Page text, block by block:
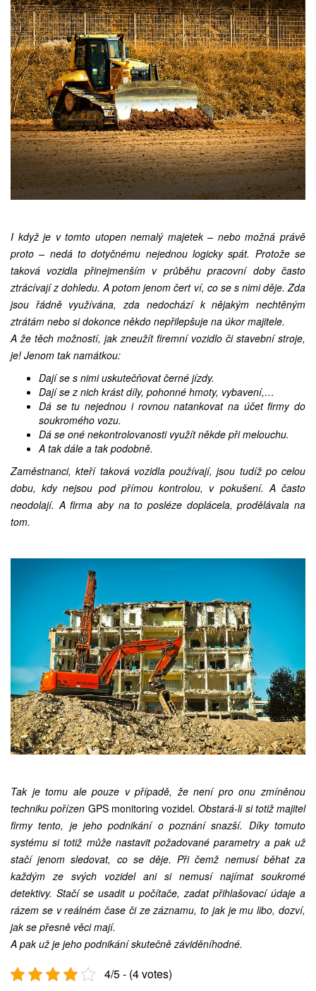
I když je v tomto utopen nemalý majetek – nebo možná právě
proto – nedá to dotyčnému nejednou logicky spát. Protože se
taková vozidla přinejmenším v průběhu pracovní doby často
ztrácívají z dohledu. A potom jenom čert ví, co se s nimi děje. Zda
jsou řádně využívána, zda nedochází k nějakým nechtěným
ztrátám nebo si dokonce někdo nepřilepšuje na úkor majitele.
A že těch možností, jak zneužít firemní vozidlo či stavební stroje,
je! Jenom tak namátkou:
Dají se s nimi uskutečňovat černé jízdy.
Dají se z nich krást díly, pohonné hmoty, vybavení,…
Dá se tu nejednou i rovnou natankovat na účet firmy do
soukromého vozu.
Dá se oné nekontrolovanosti využít někde při melouchu.
A tak dále a tak podobně.
Zaměstnanci, kteří taková vozidla používají, jsou tudíž po celou
dobu, kdy nejsou pod přímou kontrolou, v pokušení. A často
neodolají. A firma aby na to posléze doplácela, prodělávala na
tom.
Tak je tomu ale pouze v případě, že není pro onu zmíněnou
techniku pořízen GPS monitoring vozidel. Obstará-li si totiž majitel
firmy tento, je jeho podnikání o poznání snazší. Díky tomuto
systému si totiž může nastavit požadované parametry a pak už
stačí jenom sledovat, co se děje. Při čemž nemusí běhat za
každým ze svých vozidel ani si nemusí najímat soukromé
detektivy. Stačí se usadit u počítače, zadat přihlašovací údaje a
rázem se v reálném čase či ze záznamu, to jak je mu libo, dozví,
jak se přesně věci mají.
A pak už je jeho podnikání skutečně záviděníhodné.
4/5 - (4 votes)